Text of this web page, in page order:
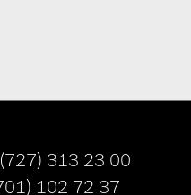
313 23 00
102 72 37